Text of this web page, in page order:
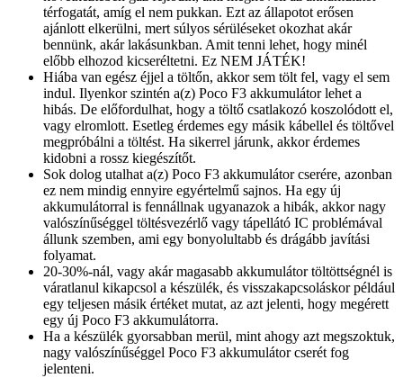
térfogatát, amíg el nem pukkan. Ezt az állapotot erősen
ajánlott elkerülni, mert súlyos sérüléseket okozhat akár
bennünk, akár lakásunkban. Amit tenni lehet, hogy minél
előbb elhozod kicseréltetni. Ez NEM JÁTÉK!
Hiába van egész éjjel a töltőn, akkor sem tölt fel, vagy el sem
indul. Ilyenkor szintén a(z) Poco F3 akkumulátor lehet a
hibás. De előfordulhat, hogy a töltő csatlakozó koszolódott el,
vagy elromlott. Esetleg érdemes egy másik kábellel és töltővel
megpróbálni a töltést. Ha sikerrel járunk, akkor érdemes
kidobni a rossz kiegészítőt.
Sok dolog utalhat a(z) Poco F3 akkumulátor cserére, azonban
ez nem mindig ennyire egyértelmű sajnos. Ha egy új
akkumulátorral is fennállnak ugyanazok a hibák, akkor nagy
valószínűséggel töltésvezérlő vagy tápellátó IC problémával
állunk szemben, ami egy bonyolultabb és drágább javítási
folyamat.
20-30%-nál, vagy akár magasabb akkumulátor töltöttségnél is
váratlanul kikapcsol a készülék, és visszakapcsoláskor például
egy teljesen másik értéket mutat, az azt jelenti, hogy megérett
egy új Poco F3 akkumulátorra.
Ha a készülék gyorsabban merül, mint ahogy azt megszoktuk,
nagy valószínűséggel Poco F3 akkumulátor cserét fog
jelenteni.